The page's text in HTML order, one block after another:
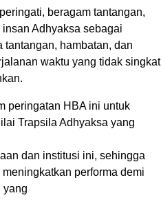
beragam tantangan,
Adhyaksa sebagai
hambatan, dan
waktu yang tidak singkat
peringatan HBA ini untuk
Trapsila Adhyaksa yang
dan institusi ini, sehingga
performa demi
yang